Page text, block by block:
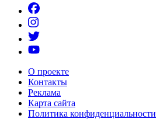
О проекте
Контакты
Реклама
Карта сайта
Политика конфиденциальности